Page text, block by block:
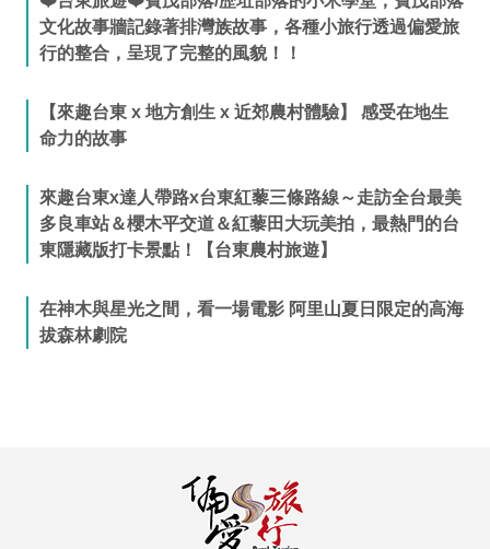
文化故事牆記錄著排灣族故事，各種小旅行透過偏愛旅
行的整合，呈現了完整的風貌！！
【來趣台東 x 地方創生 x 近郊農村體驗】 感受在地生
命力的故事
來趣台東x達人帶路x台東紅藜三條路線～走訪全台最美
多良車站＆櫻木平交道＆紅藜田大玩美拍，最熱門的台
東隱藏版打卡景點！【台東農村旅遊】
在神木與星光之間，看一場電影 阿里山夏日限定的高海
拔森林劇院